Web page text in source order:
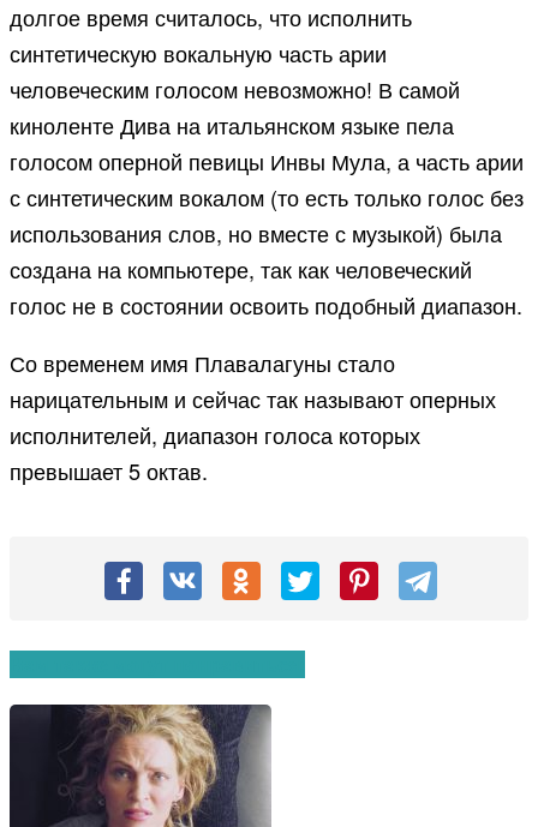
долгое время считалось, что исполнить
синтетическую вокальную часть арии
человеческим голосом невозможно! В самой
киноленте Дива на итальянском языке пела
голосом оперной певицы Инвы Мула, а часть арии
с синтетическим вокалом (то есть только голос без
использования слов, но вместе с музыкой) была
создана на компьютере, так как человеческий
голос не в состоянии освоить подобный диапазон.
Со временем имя Плавалагуны стало
нарицательным и сейчас так называют оперных
исполнителей, диапазон голоса которых
превышает 5 октав.